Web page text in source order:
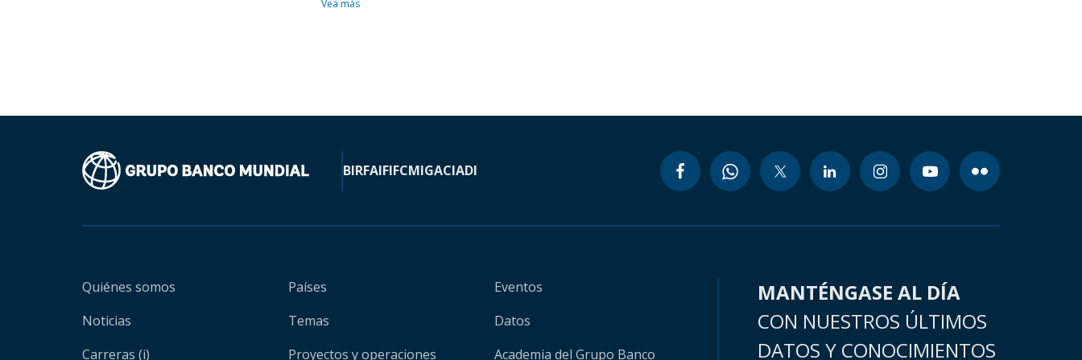
Vea más
BIRFAIFIFCMIGACIADI
Quiénes somos
Noticias
Carreras (i)
Países
Temas
Proyectos y operaciones
Eventos
Datos
Academia del Grupo Banco
MANTÉNGASE AL DÍA
CON NUESTROS ÚLTIMOS
DATOS Y CONOCIMIENTOS